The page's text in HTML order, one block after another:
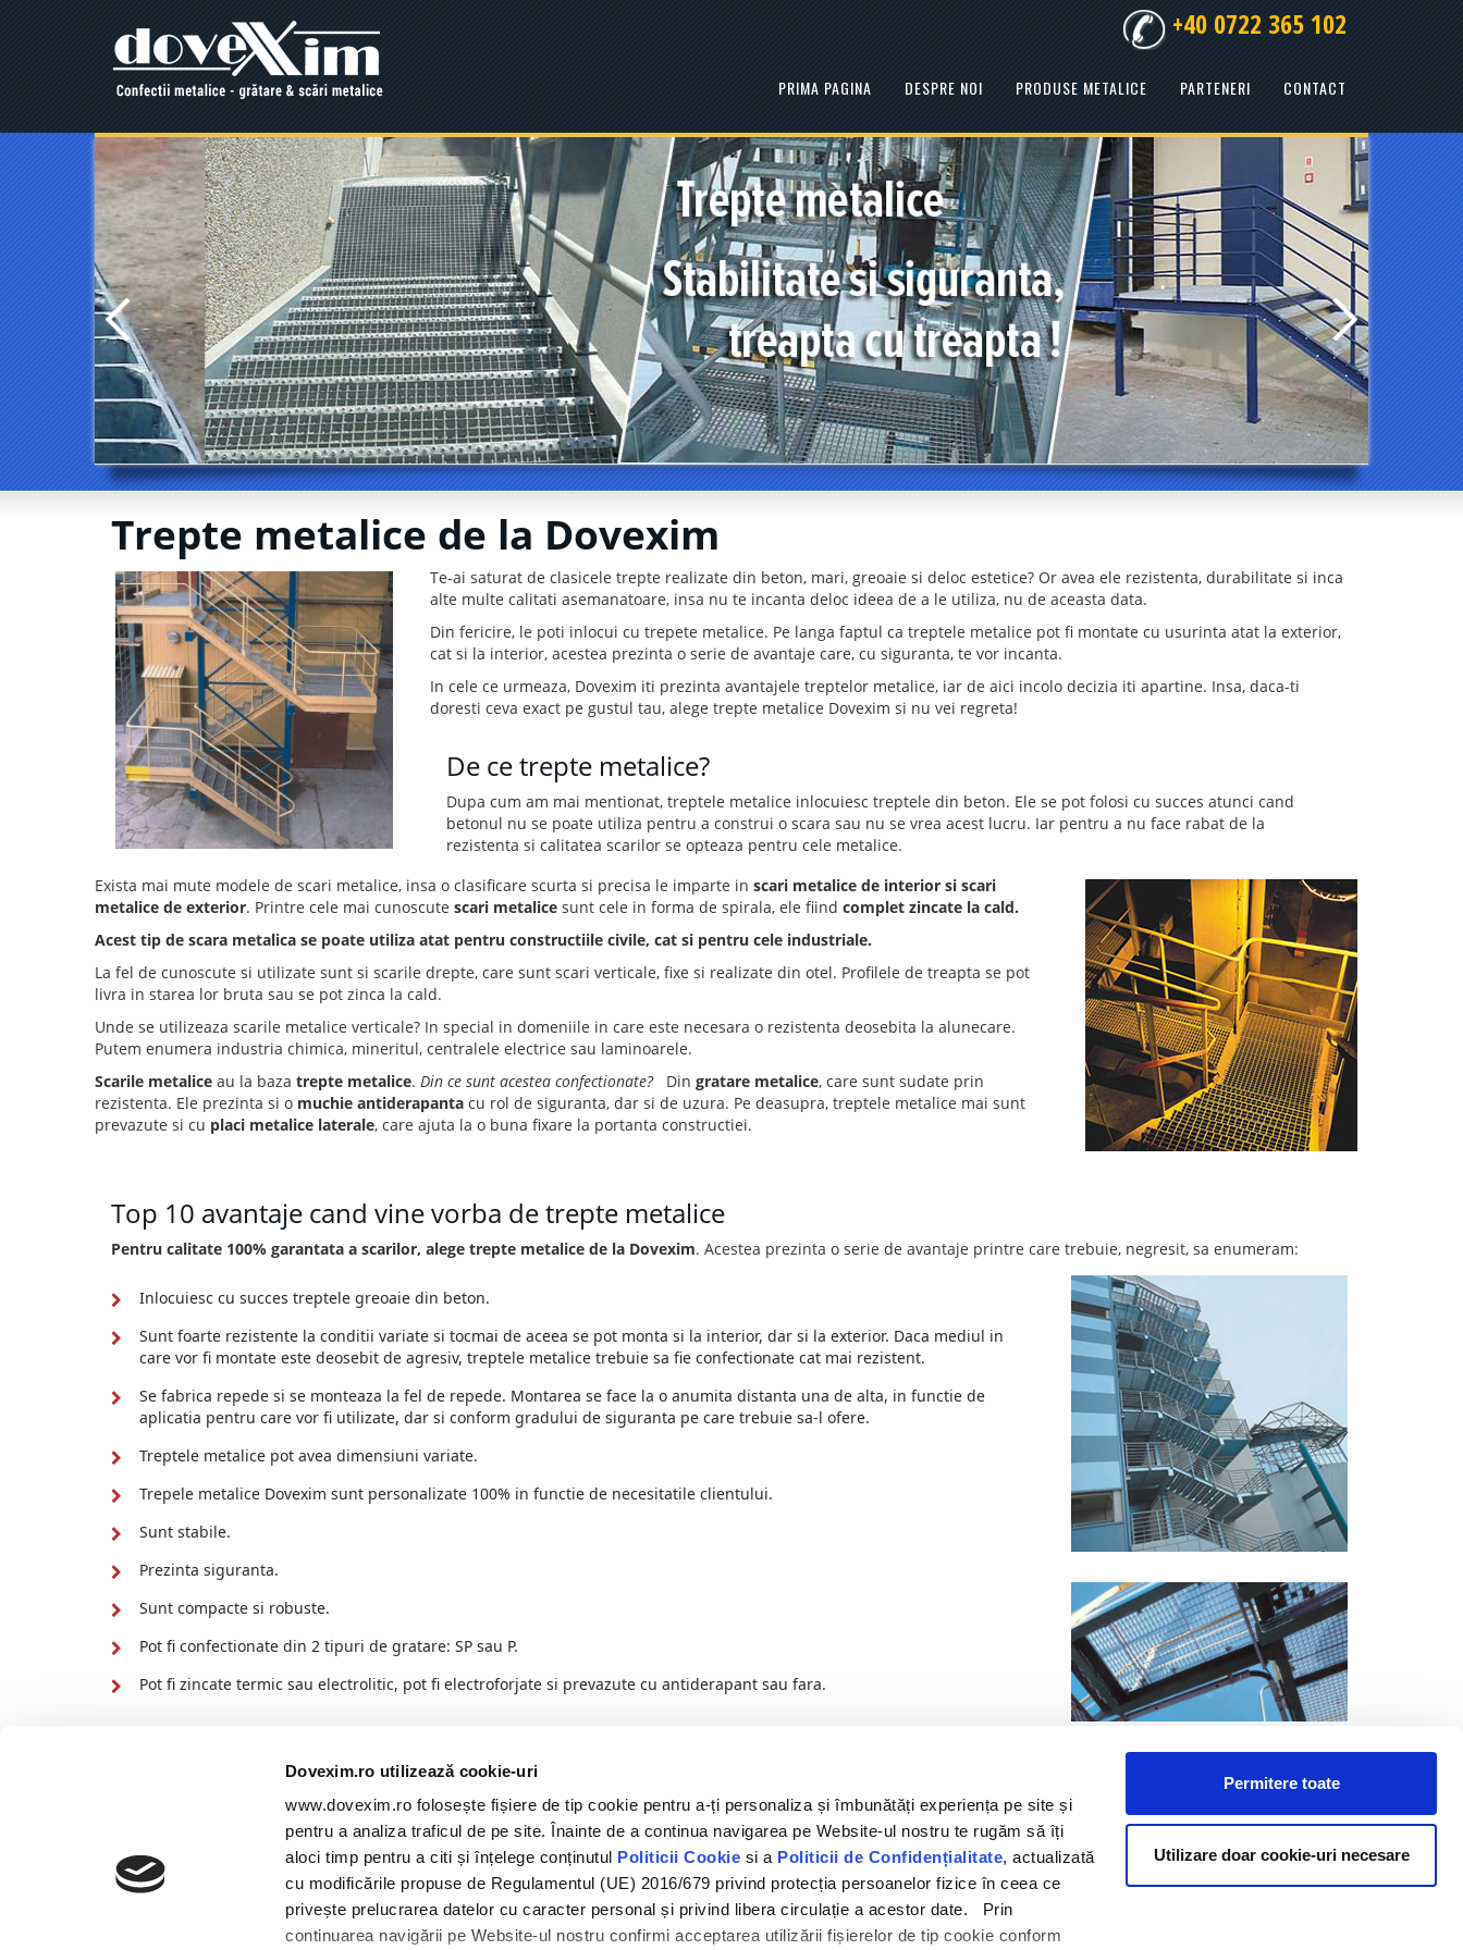
Dovexim.ro utilizează cookie-uri
www.dovexim.ro folosește fișiere de tip cookie pentru a-ți personaliza și îmbunătăți experiența pe site și
pentru a analiza traficul de pe site. Înainte de a continua navigarea pe Website-ul nostru te rugăm să îți
aloci timp pentru a citi și înțelege conținutul Politicii Cookie si a Politicii de Confidențialitate, actualizată
cu modificările propuse de Regulamentul (UE) 2016/679 privind protecția persoanelor fizice în ceea ce
privește prelucrarea datelor cu caracter personal și privind libera circulație a acestor date. Prin
continuarea navigării pe Website-ul nostru confirmi acceptarea utilizării fișierelor de tip cookie conform
Permitere toate
Utilizare doar cookie-uri necesare
+40 0722 365 102
PRIMA PAGINA DESPRE NOI PRODUSE METALICE PARTENERI CONTACT
Trepte metalice de la Dovexim
Te-ai saturat de clasicele trepte realizate din beton, mari, greoaie si deloc estetice? Or avea ele rezistenta, durabilitate si inca
alte multe calitati asemanatoare, insa nu te incanta deloc ideea de a le utiliza, nu de aceasta data.
Din fericire, le poti inlocui cu trepete metalice. Pe langa faptul ca treptele metalice pot fi montate cu usurinta atat la exterior,
cat si la interior, acestea prezinta o serie de avantaje care, cu siguranta, te vor incanta.
In cele ce urmeaza, Dovexim iti prezinta avantajele treptelor metalice, iar de aici incolo decizia iti apartine. Insa, daca-ti
doresti ceva exact pe gustul tau, alege trepte metalice Dovexim si nu vei regreta!
De ce trepte metalice?
Dupa cum am mai mentionat, treptele metalice inlocuiesc treptele din beton. Ele se pot folosi cu succes atunci cand
betonul nu se poate utiliza pentru a construi o scara sau nu se vrea acest lucru. Iar pentru a nu face rabat de la
rezistenta si calitatea scarilor se opteaza pentru cele metalice.
Exista mai mute modele de scari metalice, insa o clasificare scurta si precisa le imparte in scari metalice de interior si scari
metalice de exterior. Printre cele mai cunoscute scari metalice sunt cele in forma de spirala, ele fiind complet zincate la cald.
Acest tip de scara metalica se poate utiliza atat pentru constructiile civile, cat si pentru cele industriale.
La fel de cunoscute si utilizate sunt si scarile drepte, care sunt scari verticale, fixe si realizate din otel. Profilele de treapta se pot
livra in starea lor bruta sau se pot zinca la cald.
Unde se utilizeaza scarile metalice verticale? In special in domeniile in care este necesara o rezistenta deosebita la alunecare.
Putem enumera industria chimica, mineritul, centralele electrice sau laminoarele.
Scarile metalice au la baza trepte metalice. Din ce sunt acestea confectionate?Din gratare metalice, care sunt sudate prin
rezistenta. Ele prezinta si o muchie antiderapanta cu rol de siguranta, dar si de uzura. Pe deasupra, treptele metalice mai sunt
prevazute si cu placi metalice laterale, care ajuta la o buna fixare la portanta constructiei.
Top 10 avantaje cand vine vorba de trepte metalice
Pentru calitate 100% garantata a scarilor, alege trepte metalice de la Dovexim. Acestea prezinta o serie de avantaje printre care trebuie, negresit, sa enumeram:
Inlocuiesc cu succes treptele greoaie din beton.
Sunt foarte rezistente la conditii variate si tocmai de aceea se pot monta si la interior, dar si la exterior. Daca mediul in
care vor fi montate este deosebit de agresiv, treptele metalice trebuie sa fie confectionate cat mai rezistent.
Se fabrica repede si se monteaza la fel de repede. Montarea se face la o anumita distanta una de alta, in functie de
aplicatia pentru care vor fi utilizate, dar si conform gradului de siguranta pe care trebuie sa-l ofere.
Treptele metalice pot avea dimensiuni variate.
Trepele metalice Dovexim sunt personalizate 100% in functie de necesitatile clientului.
Sunt stabile.
Prezinta siguranta.
Sunt compacte si robuste.
Pot fi confectionate din 2 tipuri de gratare: SP sau P.
Pot fi zincate termic sau electrolitic, pot fi electroforjate si prevazute cu antiderapant sau fara.
Adresa
Adresa: Calea Clujului nr 202/A
Localitate:Oradea, Bihor, Romania
Mobil: +40 0722 365 102
Tel / Fax: +40 259 417 034
Formular contact
Produsele si serviciile DOVEXIM sunt certificate:|